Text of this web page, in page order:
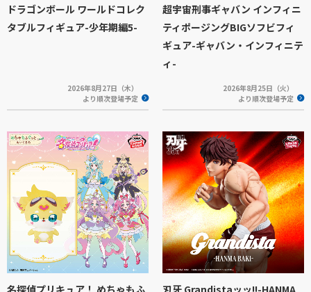
ドラゴンボール ワールドコレク
タブルフィギュア-少年期編5-
2026年8月27日（木）
より順次登場予定
超宇宙刑事ギャバン インフィニ
ティポージングBIGソフビフィ
ギュア-ギャバン・インフィニテ
ィ-
2026年8月25日（火）
より順次登場予定
名探偵プリキュア！ めちゃもふ
刃牙 Grandistaッッ!!-HANMA